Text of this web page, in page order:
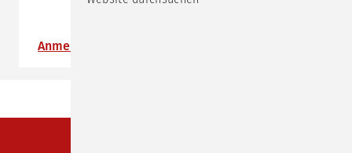
Anmeldung